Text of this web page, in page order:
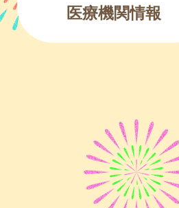
医療機関情報